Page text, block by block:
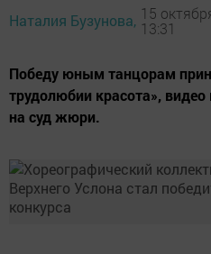
Наталия Бузунова, 15
13:31
Победу юным танцорам
трудолюбии красота»,
на суд жюри.